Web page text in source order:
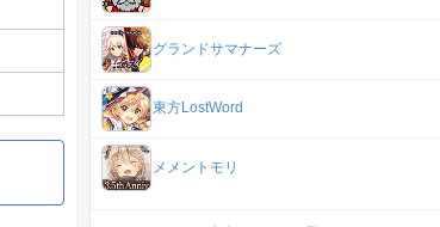
グランドサマナーズ
東方LostWord
メメントモリ